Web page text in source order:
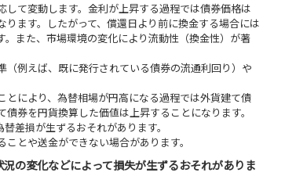
て変動します。金利が上昇する過程では債券価格は
ます。したがって、償還日より前に換金する場合には
また、市場環境の変化により流動性（換金性）が著
例えば、既に発行されている債券の流通利回り）や
により、為替相場が円高になる過程では外貨建て債
券を円貨換算した価値は上昇することになります。
差損が生ずるおそれがあります。
とや送金ができない場合があります。
の変化などによって損失が生ずるおそれがありま